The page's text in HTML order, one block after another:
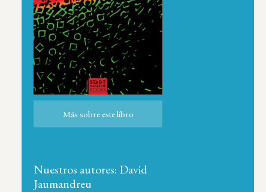
Más sobre este libro
Nuestros autores: David
Jaumandreu